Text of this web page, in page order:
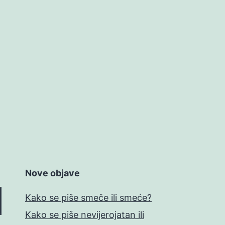
Nove objave
Kako se piše smeče ili smeće?
Kako se piše nevijerojatan ili